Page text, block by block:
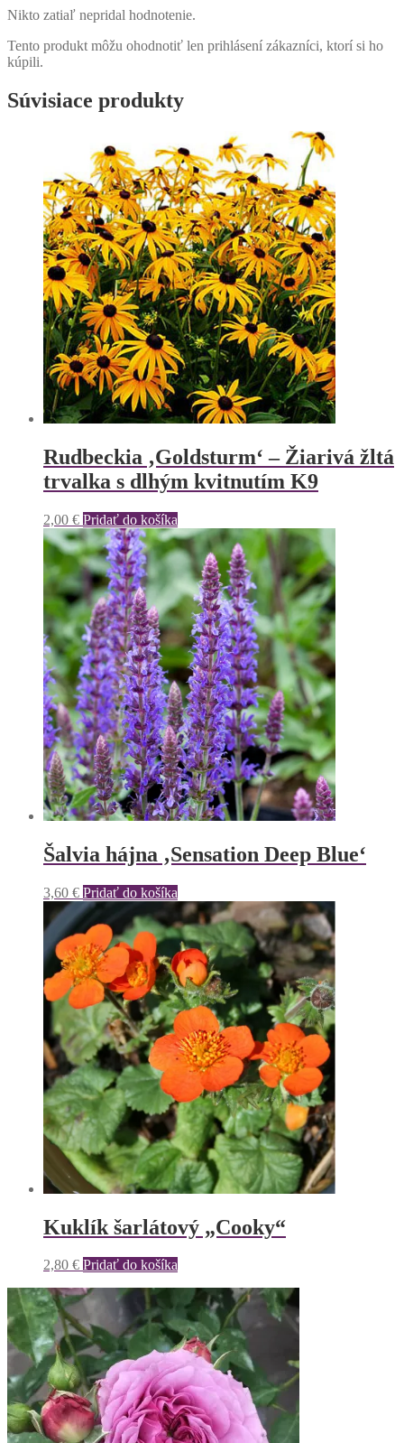
Nikto zatiaľ nepridal hodnotenie.
Tento produkt môžu ohodnotiť len prihlásení zákazníci, ktorí si ho
kúpili.
Súvisiace produkty
Rudbeckia ‚Goldsturm‘ – Žiarivá žltá
trvalka s dlhým kvitnutím K9
2,00 € Pridať do košíka
Šalvia hájna ‚Sensation Deep Blue‘
3,60 € Pridať do košíka
Kuklík šarlátový „Cooky“
2,80 € Pridať do košíka